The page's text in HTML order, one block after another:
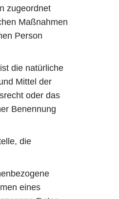
zugeordnet
Maßnahmen
Person
die natürliche
Mittel der
oder das
Benennung
die
eines